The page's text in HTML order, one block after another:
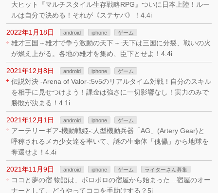
大ヒット『マルチスタイル生存戦略RPG』ついに日本上陸！ルー
ルは自分で決める！それが《ステサバ》！4.4i
2022年1月18日 android iphone ゲーム
雄才三国～雄才で争う激動の天下～:天下は三国に分裂、戦いの火
が燃え上がる。各地の雄才を集め、臣下とせよ！4.4i
2021年12月8日 android iphone ゲーム
伝説対決 -Arena of Valor-:5v5のリアルタイム対戦！自分のスキル
を相手に見せつけよう！課金は強さに一切影響なし！実力のみで
勝敗が決まる！4.1i
2021年12月1日 android iphone ゲーム
アーテリーギア-機動戦姫-:人型機動兵器「AG」(Artery Gear)と
呼称されるメカ少女達を率いて、謎の生命体「傀儡」から地球を
奪還せよ！4.4i
2021年11月9日 android iphone ゲーム ライターさん募集
ココと夢の宿:物語は、ボロボロの宿屋から始まった…宿屋のオー
ナーとして、どうやってココを手助けする？5i